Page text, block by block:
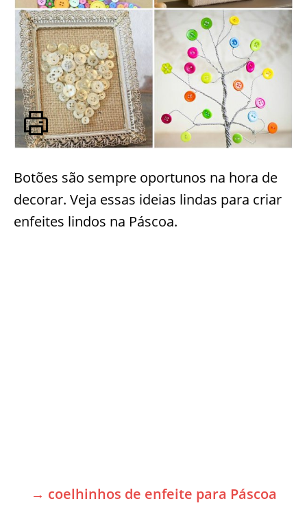
Botões são sempre oportunos na hora de
decorar. Veja essas ideias lindas para criar
enfeites lindos na Páscoa.
→ coelhinhos de enfeite para Páscoa